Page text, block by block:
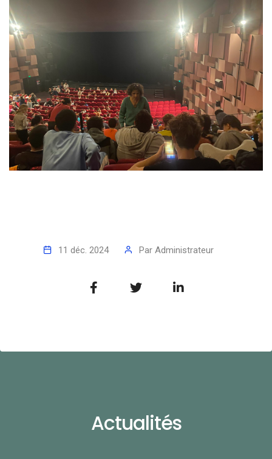
11 déc. 2024 Par Administrateur
Actualités